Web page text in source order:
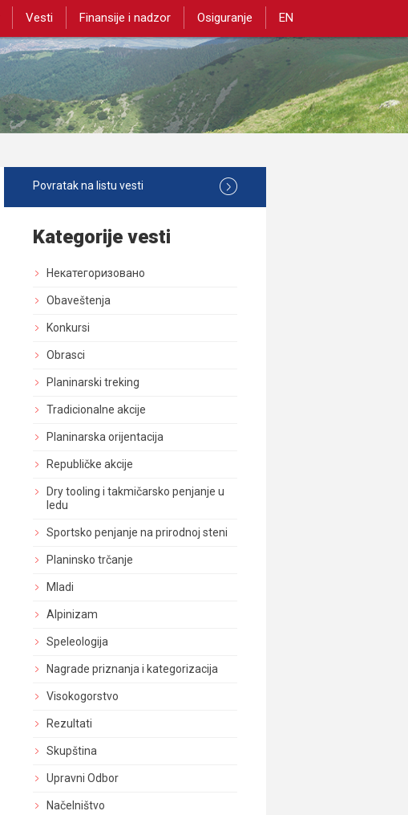
Vesti Finansije i nadzor Osiguranje EN
Povratak na listu vesti
Kategorije vesti
Некатегоризовано
Obaveštenja
Konkursi
Obrasci
Planinarski treking
Tradicionalne akcije
Planinarska orijentacija
Republičke akcije
Dry tooling i takmičarsko penjanje u
ledu
Sportsko penjanje na prirodnoj steni
Planinsko trčanje
Mladi
Alpinizam
Speleologija
Nagrade priznanja i kategorizacija
Visokogorstvo
Rezultati
Skupština
Upravni Odbor
Načelništvo